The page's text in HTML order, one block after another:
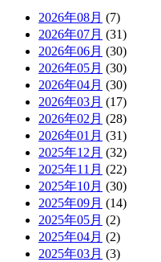
2026年08月 (7)
2026年07月 (31)
2026年06月 (30)
2026年05月 (30)
2026年04月 (30)
2026年03月 (17)
2026年02月 (28)
2026年01月 (31)
2025年12月 (32)
2025年11月 (22)
2025年10月 (30)
2025年09月 (14)
2025年05月 (2)
2025年04月 (2)
2025年03月 (3)